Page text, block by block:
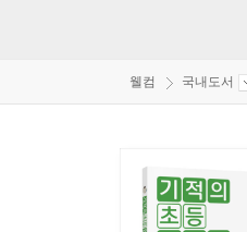
웰컴 국내도서